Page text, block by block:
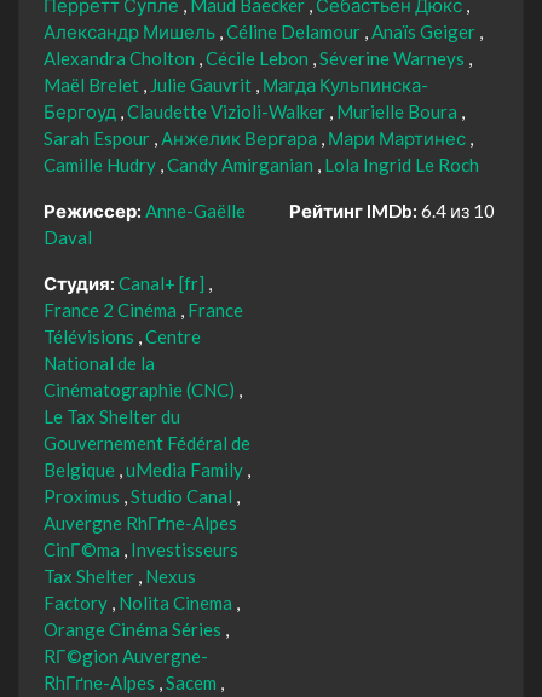
Перретт Супле
Maud Baecker Себастьен Дюкс
Александр Мишель Céline Delamour Anaïs Geiger
Alexandra Cholton Cécile Lebon Séverine Warneys
Maël Brelet
Julie Gauvrit Магда Кульпинска-
Бергоуд Claudette Vizioli-Walker Murielle Boura
Sarah Espour Анжелик Вергара Мари Мартинес
Camille Hudry Candy Amirganian Lola Ingrid Le Roch
Режиссер: Anne-Gaëlle
Daval
Студия: Canal+ [fr]
France 2 Cinéma
France
Télévisions Centre
National de la
Cinématographie (CNC)
Le Tax Shelter du
Gouvernement Fédéral de
Belgique uMedia Family
Proximus Studio Canal
Auvergne RhГґne-Alpes
CinГ©ma
Investisseurs
Tax Shelter Nexus
Factory Nolita Cinema
Orange Cinéma Séries
RГ©gion Auvergne-
RhГґne-Alpes Sacem
Рейтинг IMDb: 6.4 из 10